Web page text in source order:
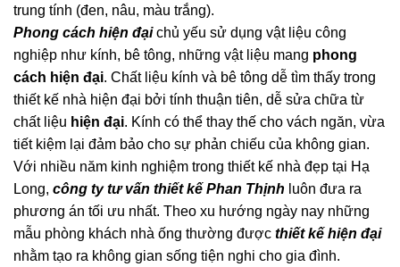
trung tính (đen, nâu, màu trắng).
Phong cách hiện đạichủ yếu sử dụng vật liệu công
nghiệp như kính, bê tông, những vật liệu mang phong
cách hiện đại. Chất liệu kính và bê tông dễ tìm thấy trong
thiết kế nhà hiện đại bởi tính thuận tiên, dễ sửa chữa từ
chất liệu hiện đại. Kính có thể thay thế cho vách ngăn, vừa
tiết kiệm lại đảm bảo cho sự phản chiếu của không gian.
Với nhiều năm kinh nghiệm trong thiết kế nhà đẹp tại Hạ
Long, công ty tư vấn thiết kế Phan Thịnh luôn đưa ra
phương án tối ưu nhất. Theo xu hướng ngày nay những
mẫu phòng khách nhà ống thường được thiết kế hiện đại
nhằm tạo ra không gian sống tiện nghi cho gia đình.